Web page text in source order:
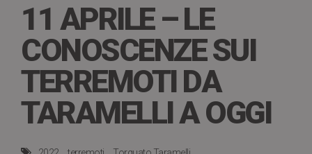
11 APRILE – LE
CONOSCENZE SUI
TERREMOTI DA
TARAMELLI A OGGI